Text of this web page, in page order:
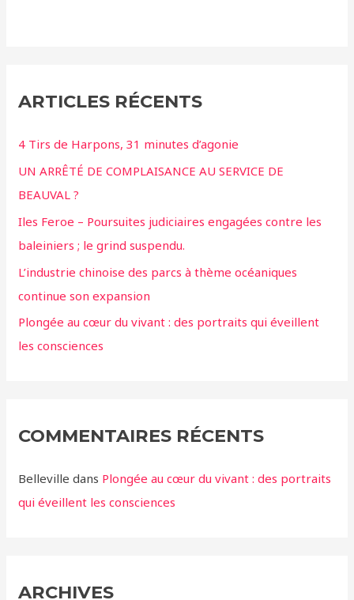
ARTICLES RÉCENTS
4 Tirs de Harpons, 31 minutes d’agonie
UN ARRÊTÉ DE COMPLAISANCE AU SERVICE DE
BEAUVAL ?
Iles Feroe – Poursuites judiciaires engagées contre les
baleiniers ; le grind suspendu.
L’industrie chinoise des parcs à thème océaniques
continue son expansion
Plongée au cœur du vivant : des portraits qui éveillent
les consciences
COMMENTAIRES RÉCENTS
Belleville dans Plongée au cœur du vivant : des portraits
qui éveillent les consciences
ARCHIVES